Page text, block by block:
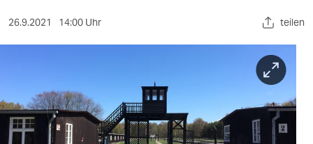
sport
nord
wahrheit
26.9.2021 14:00 Uhr teilen